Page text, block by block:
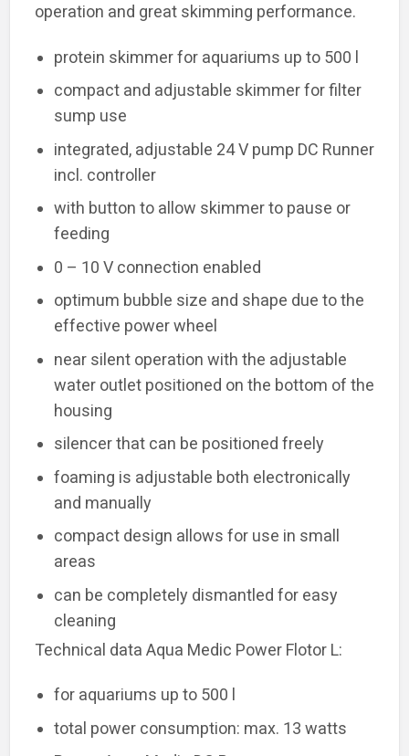
operation and great skimming performance.
protein skimmer for aquariums up to 500 l
compact and adjustable skimmer for filter
sump use
integrated, adjustable 24 V pump DC Runner
incl. controller
with button to allow skimmer to pause or
feeding
0 – 10 V connection enabled
optimum bubble size and shape due to the
effective power wheel
near silent operation with the adjustable
water outlet positioned on the bottom of the
housing
silencer that can be positioned freely
foaming is adjustable both electronically
and manually
compact design allows for use in small
areas
can be completely dismantled for easy
cleaning
Technical data Aqua Medic Power Flotor L:
for aquariums up to 500 l
total power consumption: max. 13 watts